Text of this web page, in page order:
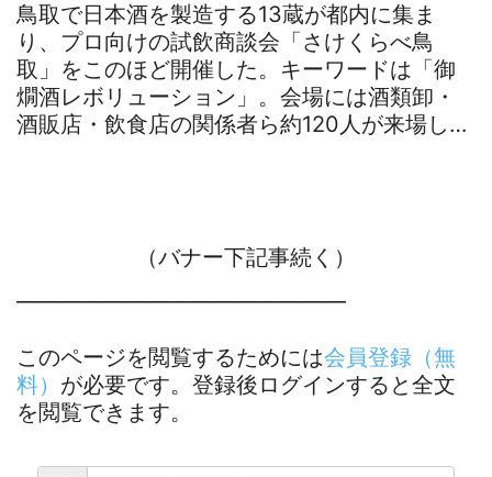
鳥取で日本酒を製造する13蔵が都内に集ま
り、プロ向けの試飲商談会「さけくらべ鳥
取」をこのほど開催した。キーワードは「御
燗酒レボリューション」。会場には酒類卸・
酒販店・飲食店の関係者ら約120人が来場し…
（バナー下記事続く）
―――――――――――――――
このページを閲覧するためには会員登録（無
料） が必要です。登録後ログインすると全文
を閲覧できます。